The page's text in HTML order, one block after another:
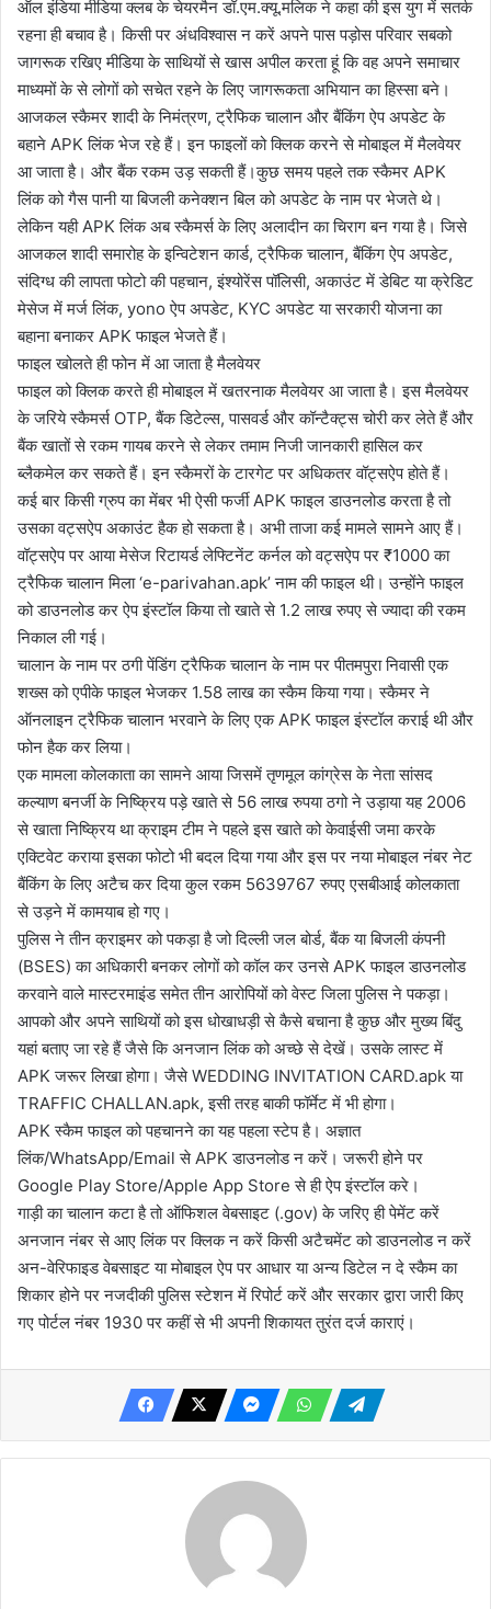
ऑल इंडिया मीडिया क्लब के चेयरमैन डॉ.एम.क्यू.मलिक ने कहा की इस युग में सतर्क
रहना ही बचाव है। किसी पर अंधविश्वास न करें अपने पास पड़ोस परिवार सबको
जागरूक रखिए मीडिया के साथियों से खास अपील करता हूं कि वह अपने समाचार
माध्यमों के से लोगों को सचेत रहने के लिए जागरूकता अभियान का हिस्सा बने।
आजकल स्कैमर शादी के निमंत्रण, ट्रैफिक चालान और बैंकिंग ऐप अपडेट के
बहाने APK लिंक भेज रहे हैं। इन फाइलों को क्लिक करने से मोबाइल में मैलवेयर
आ जाता है। और बैंक रकम उड़ सकती हैं।कुछ समय पहले तक स्कैमर APK
लिंक को गैस पानी या बिजली कनेक्शन बिल को अपडेट के नाम पर भेजते थे।
लेकिन यही APK लिंक अब स्कैमर्स के लिए अलादीन का चिराग बन गया है। जिसे
आजकल शादी समारोह के इन्विटेशन कार्ड, ट्रैफिक चालान, बैंकिंग ऐप अपडेट,
संदिग्ध की लापता फोटो की पहचान, इंश्योरेंस पॉलिसी, अकाउंट में डेबिट या क्रेडिट
मेसेज में मर्ज लिंक, yono ऐप अपडेट, KYC अपडेट या सरकारी योजना का
बहाना बनाकर APK फाइल भेजते हैं।
फाइल खोलते ही फोन में आ जाता है मैलवेयर
फाइल को क्लिक करते ही मोबाइल में खतरनाक मैलवेयर आ जाता है। इस मैलवेयर
के जरिये स्कैमर्स OTP, बैंक डिटेल्स, पासवर्ड और कॉन्टैक्ट्स चोरी कर लेते हैं और
बैंक खातों से रकम गायब करने से लेकर तमाम निजी जानकारी हासिल कर
ब्लैकमेल कर सकते हैं। इन स्कैमरों के टारगेट पर अधिकतर वॉट्सऐप होते हैं।
कई बार किसी ग्रुप का मेंबर भी ऐसी फर्जी APK फाइल डाउनलोड करता है तो
उसका वट्सऐप अकाउंट हैक हो सकता है। अभी ताजा कई मामले सामने आए हैं।
वॉट्सऐप पर आया मेसेज रिटायर्ड लेफ्टिनेंट कर्नल को वट्सऐप पर ₹1000 का
ट्रैफिक चालान मिला ‘e-parivahan.apk’ नाम की फाइल थी। उन्होंने फाइल
को डाउनलोड कर ऐप इंस्टॉल किया तो खाते से 1.2 लाख रुपए से ज्यादा की रकम
निकाल ली गई।
चालान के नाम पर ठगी पेंडिंग ट्रैफिक चालान के नाम पर पीतमपुरा निवासी एक
शख्स को एपीके फाइल भेजकर 1.58 लाख का स्कैम किया गया। स्कैमर ने
ऑनलाइन ट्रैफिक चालान भरवाने के लिए एक APK फाइल इंस्टॉल कराई थी और
फोन हैक कर लिया।
एक मामला कोलकाता का सामने आया जिसमें तृणमूल कांग्रेस के नेता सांसद
कल्याण बनर्जी के निष्क्रिय पड़े खाते से 56 लाख रुपया ठगो ने उड़ाया यह 2006
से खाता निष्क्रिय था क्राइम टीम ने पहले इस खाते को केवाईसी जमा करके
एक्टिवेट कराया इसका फोटो भी बदल दिया गया और इस पर नया मोबाइल नंबर नेट
बैंकिंग के लिए अटैच कर दिया कुल रकम 5639767 रुपए एसबीआई कोलकाता
से उड़ने में कामयाब हो गए।
पुलिस ने तीन क्राइमर को पकड़ा है जो दिल्ली जल बोर्ड, बैंक या बिजली कंपनी
(BSES) का अधिकारी बनकर लोगों को कॉल कर उनसे APK फाइल डाउनलोड
करवाने वाले मास्टरमाइंड समेत तीन आरोपियों को वेस्ट जिला पुलिस ने पकड़ा।
आपको और अपने साथियों को इस धोखाधड़ी से कैसे बचाना है कुछ और मुख्य बिंदु
यहां बताए जा रहे हैं जैसे कि अनजान लिंक को अच्छे से देखें। उसके लास्ट में
APK जरूर लिखा होगा। जैसे WEDDING INVITATION CARD.apk या
TRAFFIC CHALLAN.apk, इसी तरह बाकी फॉर्मेट में भी होगा।
APK स्कैम फाइल को पहचानने का यह पहला स्टेप है। अज्ञात
लिंक/WhatsApp/Email से APK डाउनलोड न करें। जरूरी होने पर
Google Play Store/Apple App Store से ही ऐप इंस्टॉल करे।
गाड़ी का चालान कटा है तो ऑफिशल वेबसाइट (.gov) के जरिए ही पेमेंट करें
अनजान नंबर से आए लिंक पर क्लिक न करें किसी अटैचमेंट को डाउनलोड न करें
अन-वेरिफाइड वेबसाइट या मोबाइल ऐप पर आधार या अन्य डिटेल न दे स्कैम का
शिकार होने पर नजदीकी पुलिस स्टेशन में रिपोर्ट करें और सरकार द्वारा जारी किए
गए पोर्टल नंबर 1930 पर कहीं से भी अपनी शिकायत तुरंत दर्ज काराएं।